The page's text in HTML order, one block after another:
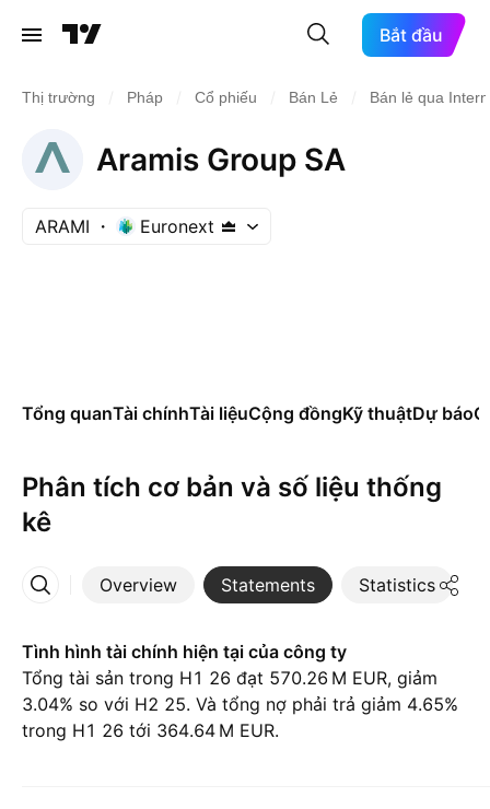
Bắt đầu
Thị trường Pháp Cổ phiếu Bán Lẻ Bán lẻ qua
Aramis Group SA
ARAMI Euronext
Tổng quanTài chínhTài liệuCộng đồngKỹ thuậtDự báo
Phân tích cơ bản và số liệu thống
kê
Overview Statements Statistics
More
Tình hình tài chính hiện tại của công ty
Tổng tài sản trong H1 26 đạt ‪570.26 M‬ EUR, giảm
3.04% so với H2 25. Và tổng nợ phải trả giảm 4.65%
trong H1 26 tới ‪364.64 M‬ EUR.